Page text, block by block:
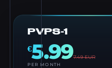
PVPS-1
€5.997.49EUR
PER MONTH